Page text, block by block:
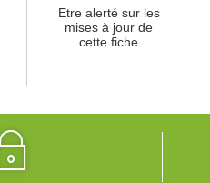
Etre alerté sur les
mises à jour de
cette fiche